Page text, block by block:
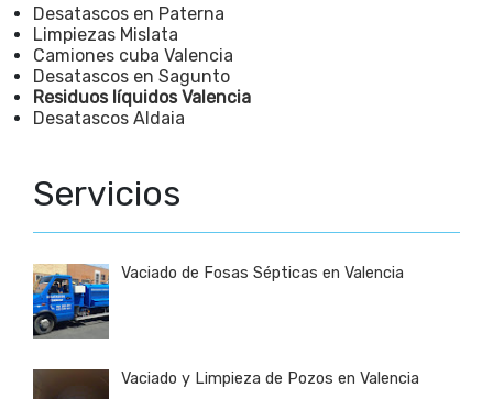
Desatascos en Paterna
Limpiezas Mislata
Camiones cuba Valencia
Desatascos en Sagunto
Residuos líquidos Valencia
Desatascos Aldaia
Servicios
Vaciado de Fosas Sépticas en Valencia
Vaciado y Limpieza de Pozos en Valencia